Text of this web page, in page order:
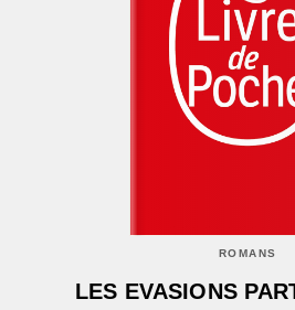
ROMANS
LES EVASIONS